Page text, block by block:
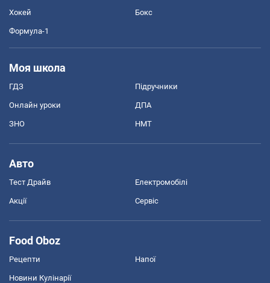
Хокей Бокс
Формула-1
Моя школа
ГДЗ Підручники
Онлайн уроки ДПА
ЗНО НМТ
Авто
Тест Драйв Електромобілі
Акції Сервіс
Food Oboz
Рецепти Напої
Новини Кулінарії